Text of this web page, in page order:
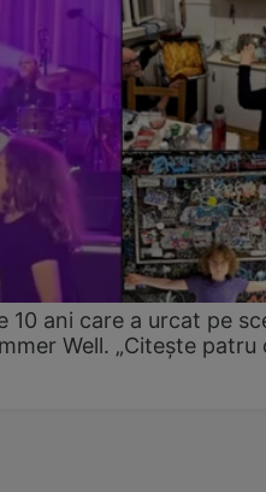
10 ani care a urcat pe
Well. „Citește patru